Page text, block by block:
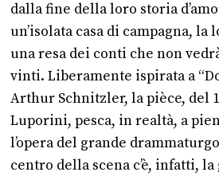
dalla fine della loro storia
un’isolata casa di campagna,
una resa dei conti che non
vinti. Liberamente ispirata a
Arthur Schnitzler, la pièce, del
Luporini, pesca, in realtà, a
l’opera del grande
centro della scena c’è, infatti,